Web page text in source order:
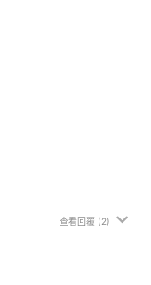
查看回覆 (2)